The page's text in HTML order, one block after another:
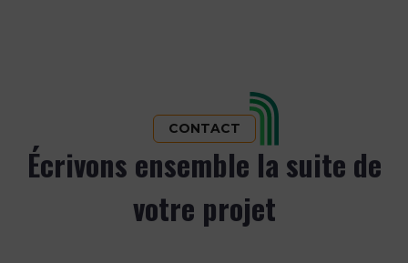
CONTACT
Écrivons ensemble la suite de
votre projet